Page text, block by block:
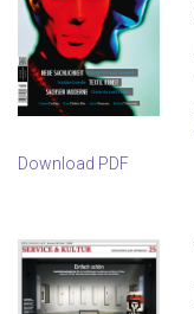
Download PDF